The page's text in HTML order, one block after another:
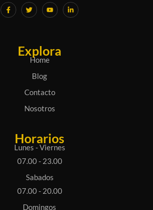
F
a
c
T
w
i
Y
o
u
L
i
n
Explora
Home
Blog
Contacto
Nosotros
Horarios
Lunes - Viernes
07.00 - 23.00
Sabados
07.00 - 20.00
Domingos